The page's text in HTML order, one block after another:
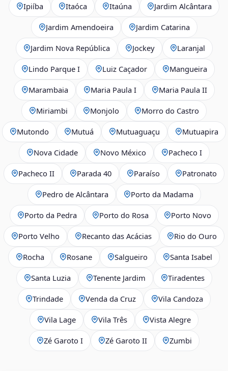
Ipiíba Itaóca Itaúna Jardim Alcântara
Jardim Amendoeira Jardim Catarina
Jardim Nova República Jockey Laranjal
Lindo Parque I Luiz Caçador Mangueira
Marambaia Maria Paula I Maria Paula II
Miriambi Monjolo Morro do Castro
Mutondo Mutuá Mutuaguaçu Mutuapira
Nova Cidade Novo México Pacheco I
Pacheco II Parada 40 Paraíso Patronato
Pedro de Alcântara Porto da Madama
Porto da Pedra Porto do Rosa Porto Novo
Porto Velho Recanto das Acácias Rio do Ouro
Rocha Rosane Salgueiro Santa Isabel
Santa Luzia Tenente Jardim Tiradentes
Trindade Venda da Cruz Vila Candoza
Vila Lage Vila Três Vista Alegre
Zé Garoto I Zé Garoto II Zumbi